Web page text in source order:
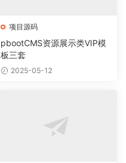
项目源码
pbootCMS资源展示类VIP模
板三套
2025-05-12